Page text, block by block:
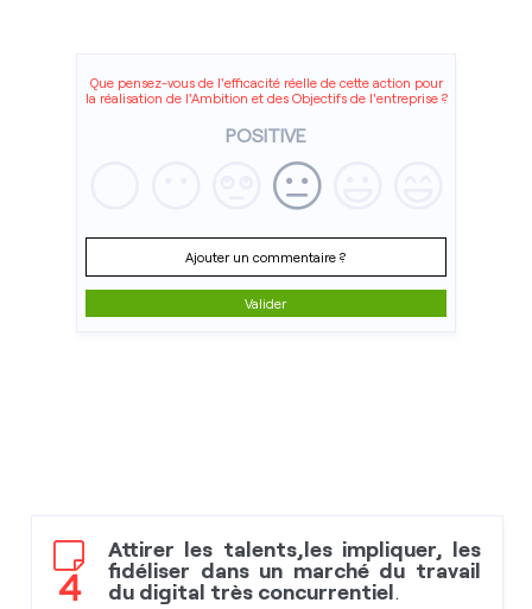
Que pensez-vous de l'efficacité réelle de cette action pour
la réalisation de l'Ambition et des Objectifs de l'entreprise ?
POSITIVE
Ajouter un commentaire ?
Valider
4
Attirer les talents,les impliquer, les
fidéliser dans un marché du travail
du digital très concurrentiel.